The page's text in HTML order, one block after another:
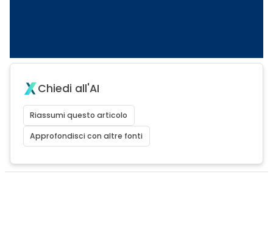
Chiedi all'AI
Riassumi questo articolo
Approfondisci con altre fonti